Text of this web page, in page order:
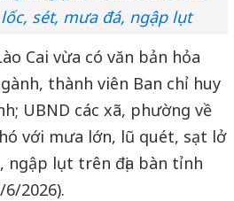
sét, mưa đá, ngập lụt
Cai vừa có văn bản hỏa
thành viên Ban chỉ huy
UBND các xã, phường về
với mưa lớn, lũ quét, sạt lở
ngập lụt trên địa bàn tỉnh
2026).